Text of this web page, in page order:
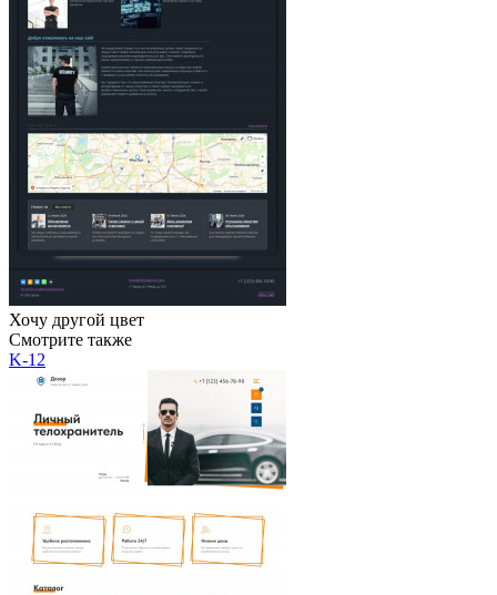
Хочу другой цвет
Смотрите также
K-12